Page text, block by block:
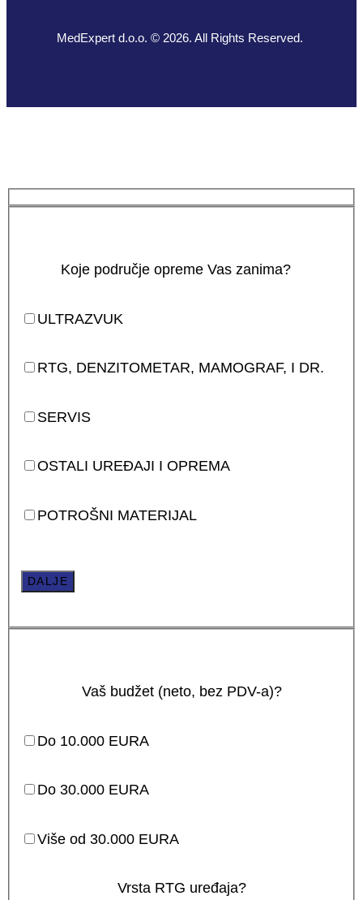
MedExpert d.o.o. © 2026. All Rights Reserved.
Koje područje opreme Vas zanima?
ULTRAZVUK
RTG, DENZITOMETAR, MAMOGRAF, I DR.
SERVIS
OSTALI UREĐAJI I OPREMA
POTROŠNI MATERIJAL
DALJE
Vaš budžet (neto, bez PDV-a)?
Do 10.000 EURA
Do 30.000 EURA
Više od 30.000 EURA
Vrsta RTG uređaja?